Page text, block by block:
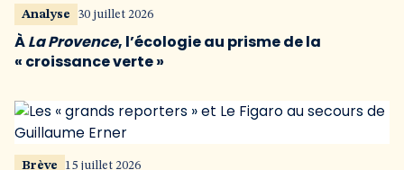
Analyse 30 juillet 2026
ÀLa Provence, l’écologie au prisme de la
« croissance verte »
Brève 15 juillet 2026